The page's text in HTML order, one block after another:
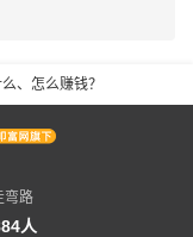
、怎么赚钱？
弯路
人